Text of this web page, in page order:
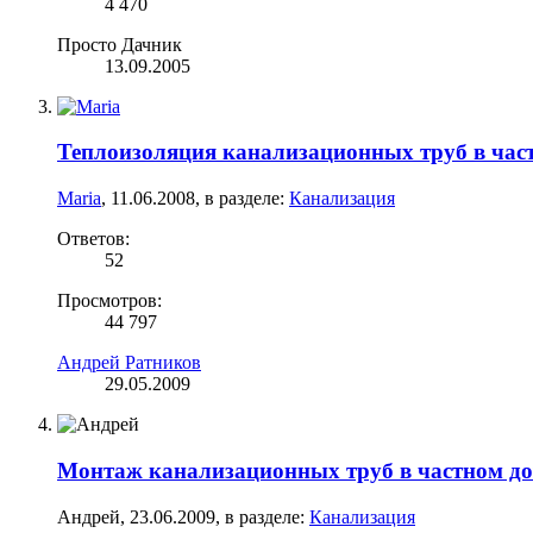
Просто Дачник
13.09.2005
Теплоизоляция канализационных труб в
Maria, 11.06.2008, в разделе: Канализация
Ответов:
52
Просмотров:
44 797
Андрей Ратников
29.05.2009
Монтаж канализационных труб в частном
Андрей, 23.06.2009, в разделе: Канализация